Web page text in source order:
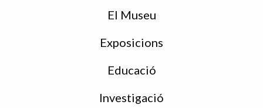
El Museu
Exposicions
Educació
Investigació